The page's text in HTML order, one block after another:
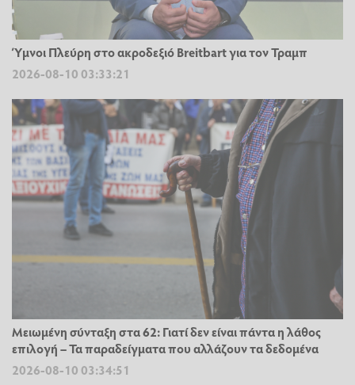
Ύμνοι Πλεύρη στο ακροδεξιό Breitbart για τον Τραμπ
2026-08-10 03:33:21
Μειωμένη σύνταξη στα 62: Γιατί δεν είναι πάντα η λάθος
επιλογή – Τα παραδείγματα που αλλάζουν τα δεδομένα
2026-08-10 03:34:51